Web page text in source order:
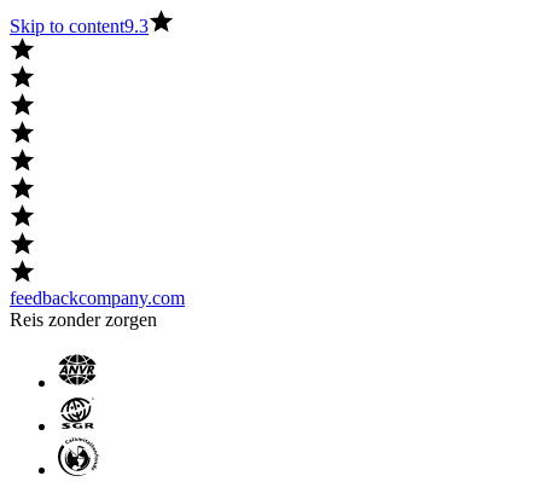
Skip to content9.3
feedbackcompany.com
Reis zonder zorgen